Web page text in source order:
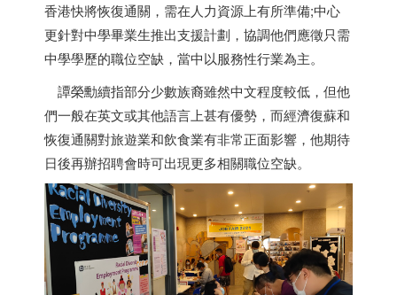
香港快將恢復通關，需在人力資源上有所準備;中心
更針對中學畢業生推出支援計劃，協調他們應徵只需
中學學歷的職位空缺，當中以服務性行業為主。
譚榮勳續指部分少數族裔雖然中文程度較低，但他
們一般在英文或其他語言上甚有優勢，而經濟復蘇和
恢復通關對旅遊業和飲食業有非常正面影響，他期待
日後再辦招聘會時可出現更多相關職位空缺。